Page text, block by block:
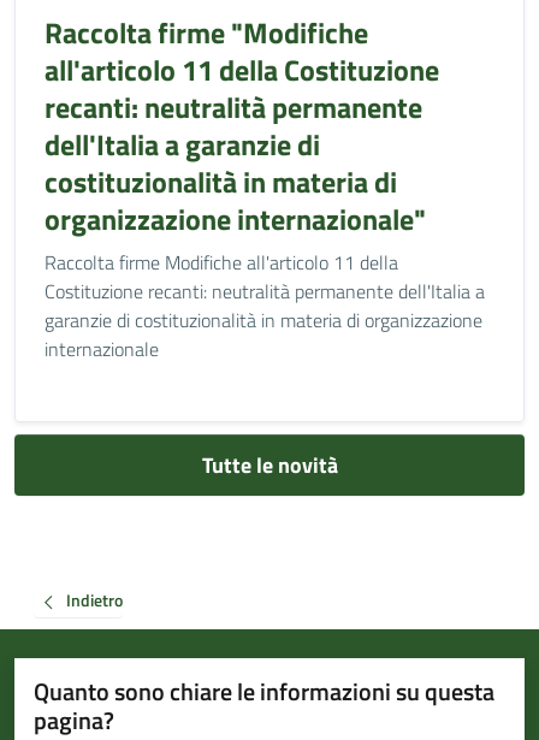
Raccolta firme "Modifiche
all'articolo 11 della Costituzione
recanti: neutralità permanente
dell'Italia a garanzie di
costituzionalità in materia di
organizzazione internazionale"
Raccolta firme Modifiche all'articolo 11 della
Costituzione recanti: neutralità permanente dell'Italia a
garanzie di costituzionalità in materia di organizzazione
internazionale
Tutte le novità
Indietro
Quanto sono chiare le informazioni su questa
pagina?